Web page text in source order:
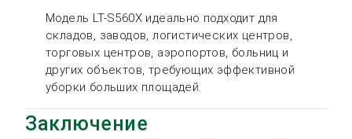
Модель LT-S560X идеально подходит для
складов, заводов, логистических центров,
торговых центров, аэропортов, больниц и
других объектов, требующих эффективной
уборки больших площадей.
Заключение